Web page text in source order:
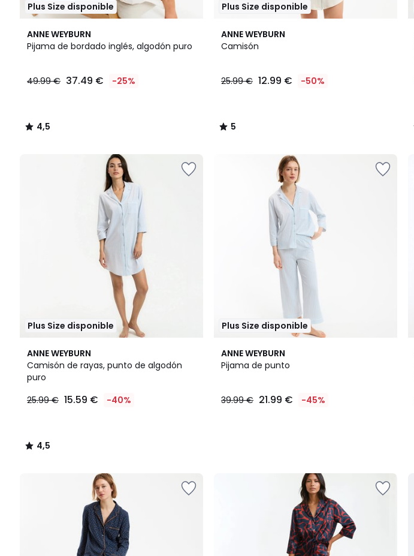
Plus Size disponible
ANNE WEYBURN
Pijama de bordado inglés, algodón puro
€
49.99
49.99 € 37.49 € -25%
4,5
/ 5
4,5
/
Plus Size disponible
ANNE WEYBURN
Camisón
25.99 € 12.99 € -50%
5
/
5
/
Plus Size disponible
ANNE WEYBURN
Camisón de rayas, punto de algodón
puro
25.99 € 15.59 € -40%
4,5
/ 5
4,5
/
Plus Size disponible
ANNE WEYBURN
Pijama de punto
39.99 € 21.99 € -45%